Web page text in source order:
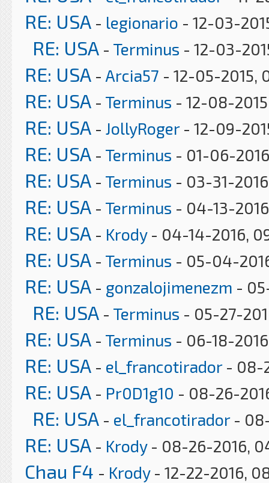
RE: USA - legionario - 12-03-
RE: USA - Terminus - 12-03-
RE: USA - Arcia57 - 12-05-2015,
RE: USA - Terminus - 12-08-
RE: USA - JollyRoger- 12-09-
RE: USA - Terminus - 01-06-
RE: USA - Terminus - 03-31-
RE: USA - Terminus - 04-13-
RE: USA - Krody- 04-14-2016,
RE: USA - Terminus - 05-04-
RE: USA - gonzalojimenezm -
RE: USA - Terminus - 05-27-
RE: USA - Terminus - 06-18-2016,
RE: USA - el_francotirador- 08-
RE: USA - Pr0D1g10 - 08-26-
RE: USA - el_francotirador- 08-
RE: USA - Krody- 08-26-2016,
Chau F4 - Krody- 12-22-2016,